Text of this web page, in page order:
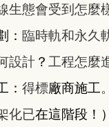
生態會受到怎麼
： 臨時軌和永久
設計 ？ 工程怎麼
： 得標廠商施工。
化已在這階段！）